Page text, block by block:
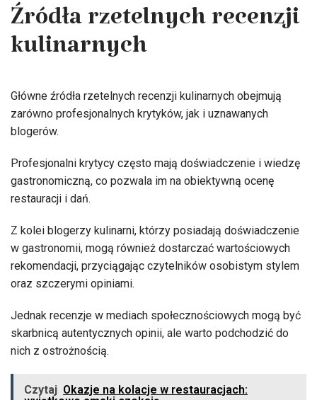
Źródła rzetelnych recenzji
kulinarnych
Główne źródła rzetelnych recenzji kulinarnych obejmują
zarówno profesjonalnych krytyków, jak i uznawanych
blogerów.
Profesjonalni krytycy często mają doświadczenie i wiedzę
gastronomiczną, co pozwala im na obiektywną ocenę
restauracji i dań.
Z kolei blogerzy kulinarni, którzy posiadają doświadczenie
w gastronomii, mogą również dostarczać wartościowych
rekomendacji, przyciągając czytelników osobistym stylem
oraz szczerymi opiniami.
Jednak recenzje w mediach społecznościowych mogą być
skarbnicą autentycznych opinii, ale warto podchodzić do
nich z ostrożnością.
Czytaj Okazje na kolacje w restauracjach: